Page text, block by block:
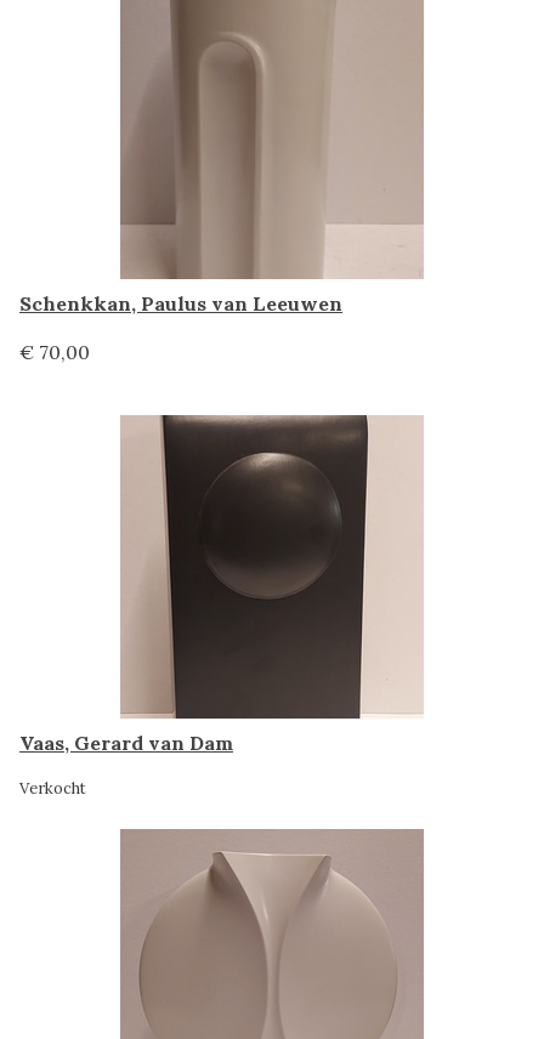
Schenkkan, Paulus van Leeuwen
€ 70,00
Vaas, Gerard van Dam
Verkocht